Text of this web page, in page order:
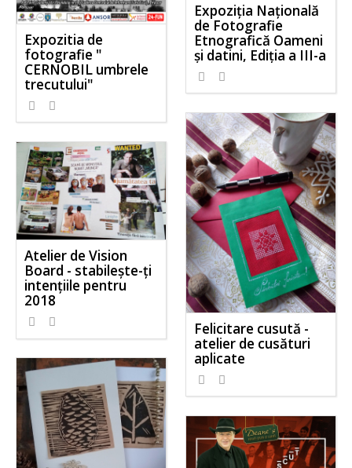
Expoziția Națională
de Fotografie
Etnografică Oameni
și datini, Ediția a III-a
Expozitia de
fotografie "
CERNOBIL umbrele
trecutului"
Felicitare cusută -
atelier de cusături
aplicate
Atelier de Vision
Board - stabileşte-ţi
intenţiile pentru
2018